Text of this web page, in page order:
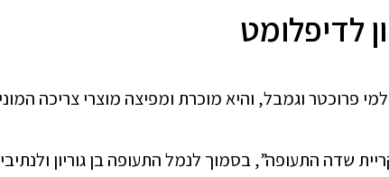
לדיפלומט
פרוכטר וגמבל, והיא מוכרת ומפיצה מוצרי צריכה
שדה התעופה”, בסמוך לנמל התעופה בן גוריון